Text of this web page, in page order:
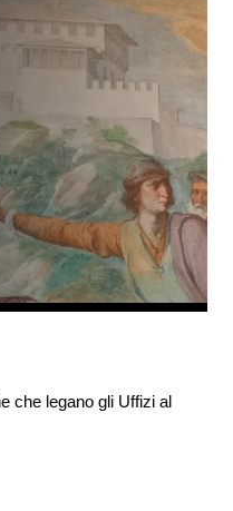
che legano gli Uffizi al